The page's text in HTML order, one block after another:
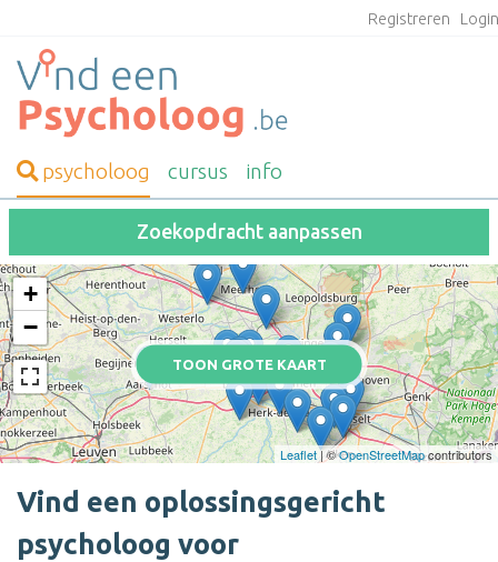
Registreren
psycholoog cursus info
Zoekopdracht aanpassen
TOON GROTE KAART
+
−
Leaflet| ©OpenStreetMapcontributors
Vind een oplossingsgericht
psycholoog voor